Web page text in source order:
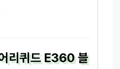
리퀴드 E360 블